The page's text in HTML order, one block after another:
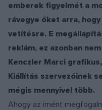
emberek figyelmét a
rávegye őket arra,
vetítésre. E
reklám, ez azonban
Kenczler Marci
Kiállítás szervezőinek
mégis mennyivel több.
Ahogy az imént